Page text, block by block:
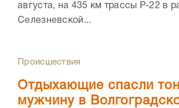
августа, на 435 км трассы Р-22 в
Селезневской...
Происшествия
Отдыхающие спасли
мужчину в